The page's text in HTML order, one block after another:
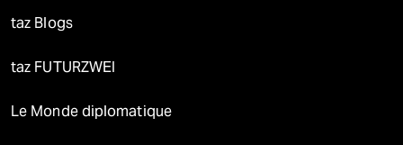
taz Blogs
taz FUTURZWEI
Le Monde diplomatique